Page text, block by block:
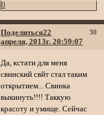
0
Поделиться 30
22
апреля, 2013г. 20:59:07
Да, кстати для меня
свинский свйт стал таким
открытием... Свинка
выкинуть!!!! Таккую
красоту и умище. Сейчас